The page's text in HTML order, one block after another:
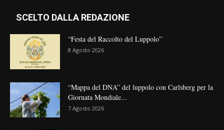
SCELTO DALLA REDAZIONE
“Festa del Raccolto del Luppolo”
8 Agosto 2026
“Mappa del DNA” del luppolo con Carlsberg per la
Giornata Mondiale...
7 Agosto 2026